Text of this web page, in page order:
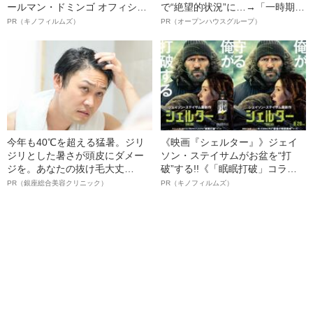
ールマン・ドミンゴ オフィシャ
ルインタビュー“観客を魅了した
語る”《日本興収70億円突破》
PR（キノフィルムズ）
で“絶望的状況”に…→「一時期は
納品3年待ち」のヒット商品を生
明かす、“逆転の戦術”
PR（オープンハウスグループ）
今年も40℃を超える猛暑。ジリ
ジリとした暑さが頭皮にダメー
ジを。あなたの抜け毛大丈
夫！？
PR（銀座総合美容クリニック）
《映画『シェルター』》ジェイ
ソン・ステイサムがお盆を“打
破”する!!《「眠眠打破」コラ
ボ》
PR（キノフィルムズ）